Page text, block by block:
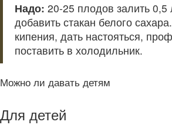
Надо: 20-25 плодов залить
добавить стакан белого
кипения, дать настояться,
поставить в холодильник.
Можно ли давать детям
Для детей